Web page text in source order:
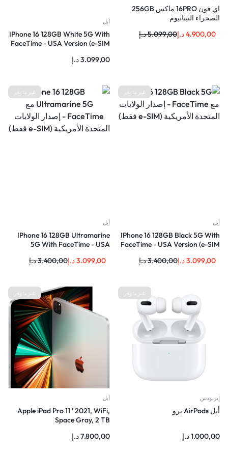
اي فون 16PRO ماكس 256GB
الصحراء التيتانيوم
5.099,00د.إ 4.900,00د.إ
أبل
IPhone 16 128GB White 5G With
FaceTime - USA Version (e-SIM
3.099,00د.إ
غير متوفر
أبل
IPhone 16 128GB Black 5G With
FaceTime - USA Version (e-SIM
3.400,00د.إ 3.099,00د.إ
غير متوفر
أبل
IPhone 16 128GB Ultramarine
5G With FaceTime - USA
3.400,00د.إ 3.099,00د.إ
غير متوفر
إيربودس
أبل AirPods برو
1.000,00د.إ
غير متوفر
أبل
Apple iPad Pro 11 ' 2021, WiFi,
Space Gray, 2 TB
7.800,00د.إ